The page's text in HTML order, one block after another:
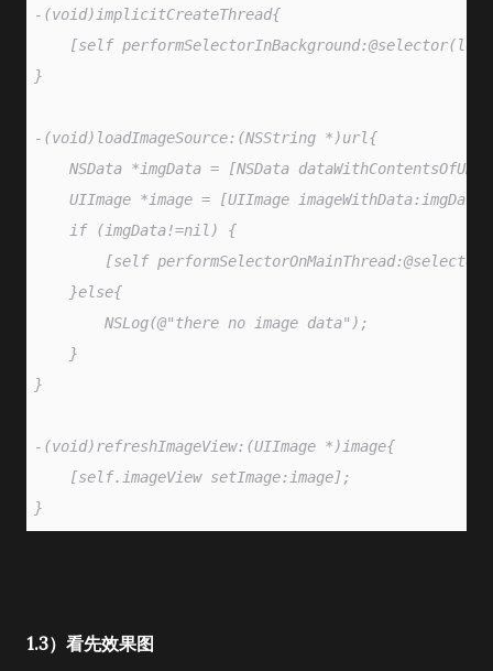
-(void)implicitCreateThread{
[self
}
-(void)loadImageSource:(NSString *)url{
NSData *imgData = [NSData
UIImage *image = [UIImage
    if (imgData!=nil) {
[self
    }else{
        NSLog(@"there no image data");
    }
}
-(void)refreshImageView:(UIImage *)image{
    [self.imageView setImage:image];
}
1.3）看先效果图